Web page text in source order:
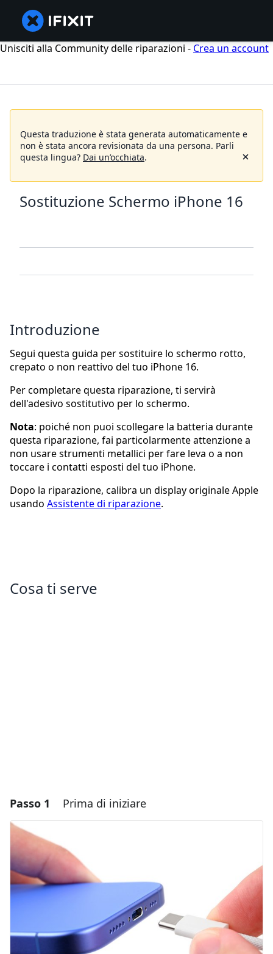
Unisciti alla Community delle riparazioni - Crea un account
Questa traduzione è stata generata automaticamente e
non è stata ancora revisionata da una persona. Parli
questa lingua? Dai un’occhiata.
Sostituzione Schermo iPhone 16
Introduzione
Segui questa guida per sostituire lo schermo rotto,
crepato o non reattivo del tuo iPhone 16.
Per completare questa riparazione, ti servirà
dell'adesivo sostitutivo per lo schermo.
Nota: poiché non puoi scollegare la batteria durante
questa riparazione, fai particolarmente attenzione a
non usare strumenti metallici per fare leva o a non
toccare i contatti esposti del tuo iPhone.
Dopo la riparazione, calibra un display originale Apple
usando Assistente di riparazione.
Cosa ti serve
Passo 1 Prima di iniziare